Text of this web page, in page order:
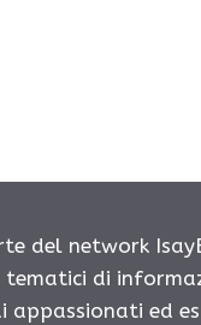
del network
di
ed